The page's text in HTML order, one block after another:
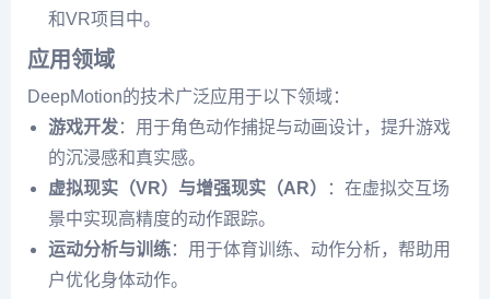
和VR项目中。
应用领域
DeepMotion的技术广泛应用于以下领域：
游戏开发：用于角色动作捕捉与动画设计，提升游戏
的沉浸感和真实感。
虚拟现实（VR）与增强现实（AR）
：在虚拟交互场
景中实现高精度的动作跟踪。
运动分析与训练：用于体育训练、动作分析，帮助用
户优化身体动作。